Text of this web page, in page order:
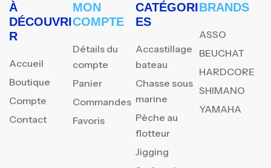
À
DÉCOUVRI
R
Accueil
Boutique
Compte
Contact
MON
COMPTE
Détails du
compte
Panier
Commandes
Favoris
CATÉGORI
ES
Accastillage
bateau
Chasse sous
marine
Pèche au
flotteur
Jigging
BRANDS
ASSO
BEUCHAT
HARDCORE
SHIMANO
YAMAHA